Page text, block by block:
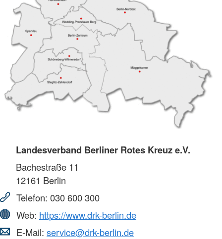
Landesverband Berliner Rotes Kreuz e.V.
Bachestraße 11
12161 Berlin
Telefon: 030 600 300
Web: https://www.drk-berlin.de
E-Mail: service@drk-berlin.de